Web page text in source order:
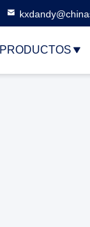
PRODUCTOS